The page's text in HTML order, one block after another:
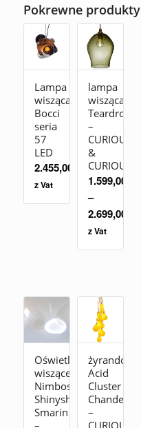
Pokrewne produkty
Lampa
wisząca
Bocci
seria
57
LED
2.455,00
z Vat
lampa
wisząca
Teardrop
–
CURIOUSA
&
CURIOUSA
1.599,00
–
2.699,00
z Vat
Oświetlenie
wiszące
Nimbostra
Shinyshadows
Smarin
żyrandol
Acid
Cluster
Chandelier
–